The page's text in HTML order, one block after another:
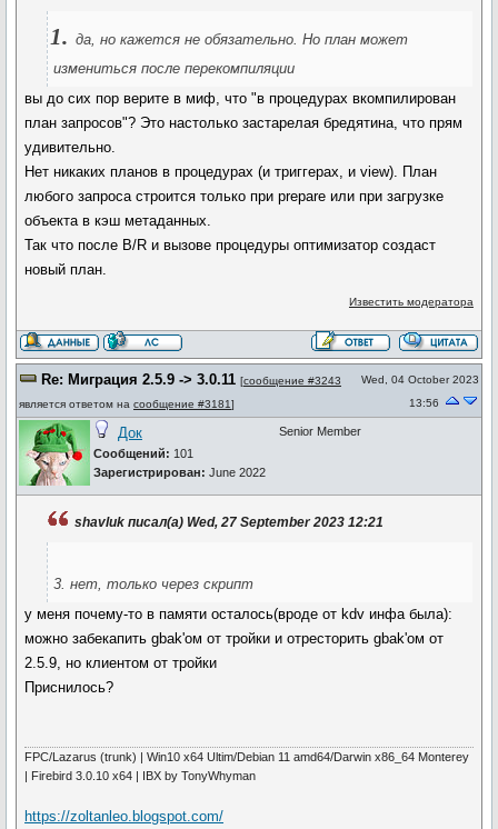
1. да, но кажется не обязательно. Но план может
измениться после перекомпиляции
вы до сих пор верите в миф, что "в процедурах вкомпилирован
план запросов"? Это настолько застарелая бредятина, что прям
удивительно.
Нет никаких планов в процедурах (и триггерах, и view). План
любого запроса строится только при prepare или при загрузке
объекта в кэш метаданных.
Так что после B/R и вызове процедуры оптимизатор создаст
новый план.
Известить модератора
Re: Миграция 2.5.9 -> 3.0.11 [сообщение #3243
является ответом на сообщение #3181]
Wed, 04 October 2023
13:56
Док
Сообщений: 101
Зарегистрирован: June 2022
Senior Member
shavluk писал(а) Wed, 27 September 2023 12:21
3. нет, только через скрипт
у меня почему-то в памяти осталось(вроде от kdv инфа была):
можно забекапить gbak'ом от тройки и отресторить gbak'ом от
2.5.9, но клиентом от тройки
Приснилось?
FPC/Lazarus (trunk) | Win10 x64 Ultim/Debian 11 amd64/Darwin x86_64 Monterey
| Firebird 3.0.10 x64 | IBX by TonyWhyman
https://zoltanleo.blogspot.com/